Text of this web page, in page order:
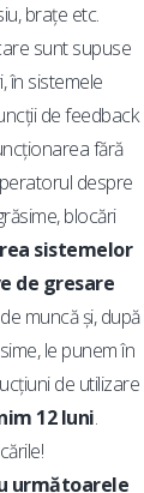
brațe etc.
sunt supuse
în sistemele
de feedback
fără
despre
blocări
sistemelor
de gresare
de muncă și, după
le punem în
de utilizare
12 luni.
următoarele